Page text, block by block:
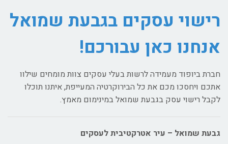
רישוי עסקים בגבעת שמואל
אנחנו כאן עבורכם!
חברת ביופוד מעמידה לרשות בעלי עסקים צוות מומחים שילוו
אתכם ויחסכו מכם את כל הבירוקרטיה המעייפת, איתנו תוכלו
לקבל רישוי עסק בגבעת שמואל במינימום מאמץ.
גבעת שמואל – עיר אטרקטיבית לעסקים